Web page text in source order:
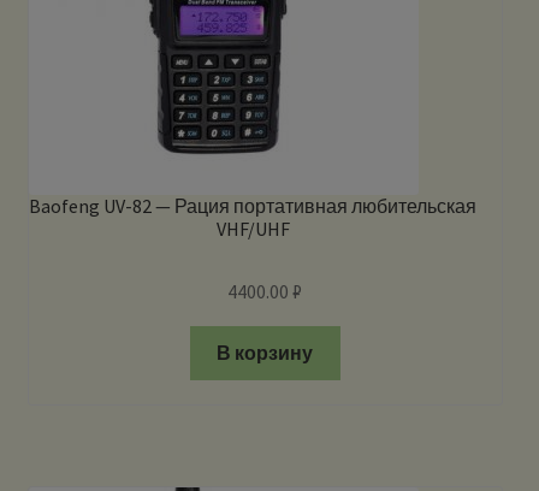
Baofeng UV-82 — Рация портативная любительская
VHF/UHF
4400.00₽
В корзину